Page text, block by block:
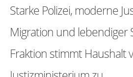
Starke Polizei, moderne
Migration und lebendiger
Fraktion stimmt Haushalt